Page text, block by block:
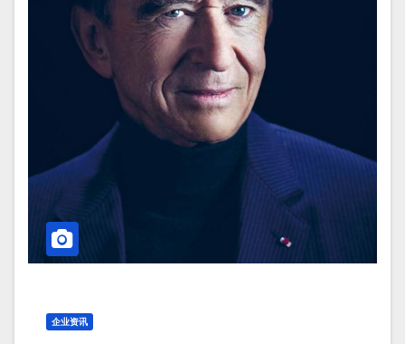
企业资讯